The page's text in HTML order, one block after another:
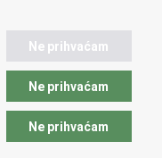
Ne prihvaćam
Ne prihvaćam
Ne prihvaćam